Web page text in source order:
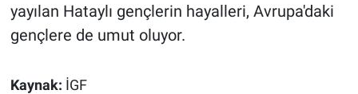
yayılan Hataylı gençlerin hayalleri, Avrupa'daki
gençlere de umut oluyor.
Kaynak: İGF